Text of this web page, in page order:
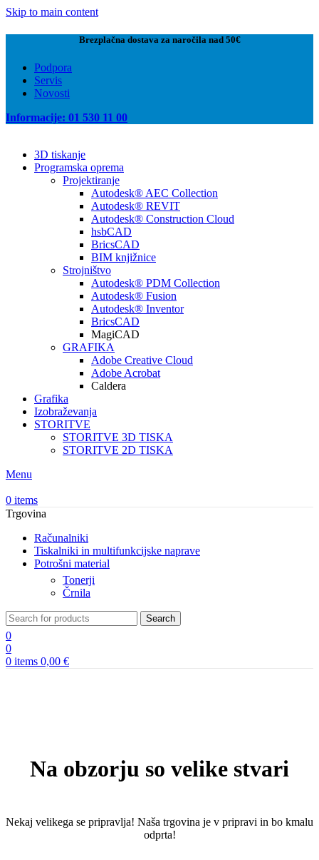
Skip to main content
Brezplačna dostava za naročila nad 50€
Podpora
Servis
Novosti
Informacije: 01 530 11 00
3D tiskanje
Programska oprema
Projektiranje
Autodesk® AEC Collection
Autodesk® REVIT
Autodesk® Construction Cloud
hsbCAD
BricsCAD
BIM knjižnice
Strojništvo
Autodesk® PDM Collection
Autodesk® Fusion
Autodesk® Inventor
BricsCAD
MagiCAD
GRAFIKA
Adobe Creative Cloud
Adobe Acrobat
Caldera
Grafika
Izobraževanja
STORITVE
STORITVE 3D TISKA
STORITVE 2D TISKA
Menu
0 items
Trgovina
Računalniki
Tiskalniki in multifunkcijske naprave
Potrošni material
Tonerji
Črnila
Search
0
0
0 items 0,00 €
Na obzorju so velike stvari
Nekaj ​​velikega se pripravlja! Naša trgovina je v pripravi in ​​bo kmalu
odprta!